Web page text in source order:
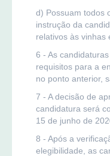
d) Possuam todos
instrução da
relativos às vinhas
6 - As
requisitos para a
no ponto anterior,
7 - A decisão de
candidatura será
15 de junho de
8 - Após a
elegibilidade, as